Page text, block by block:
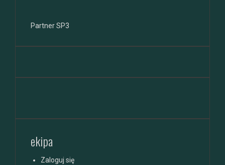
Partner SP3
ekipa
Zaloguj się